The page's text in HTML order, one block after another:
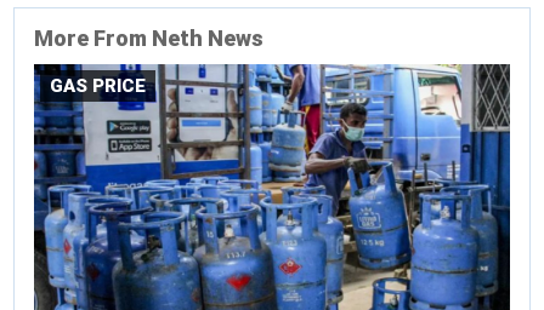
More From Neth News
GAS PRICE